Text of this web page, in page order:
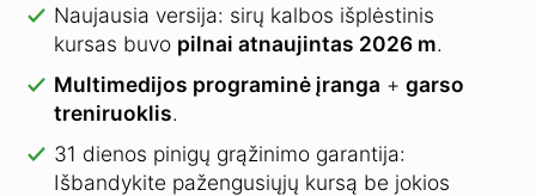
Naujausia versija: sirų kalbos išplėstinis
kursas buvo pilnai atnaujintas 2026 m.
Multimedijos programinė įranga + garso
treniruoklis.
31 dienos pinigų grąžinimo garantija:
Išbandykite pažengusiųjų kursą be jokios